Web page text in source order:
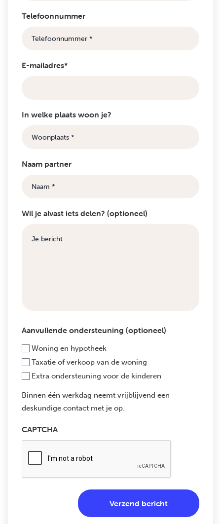
Telefoonnummer
E-mailadres*
In welke plaats woon je?
Naam partner
Wil je alvast iets delen? (optioneel)
Aanvullende ondersteuning (optioneel)
Woning en hypotheek
Taxatie of verkoop van de woning
Extra ondersteuning voor de kinderen
Binnen één werkdag neemt vrijblijvend een
deskundige contact met je op.
CAPTCHA